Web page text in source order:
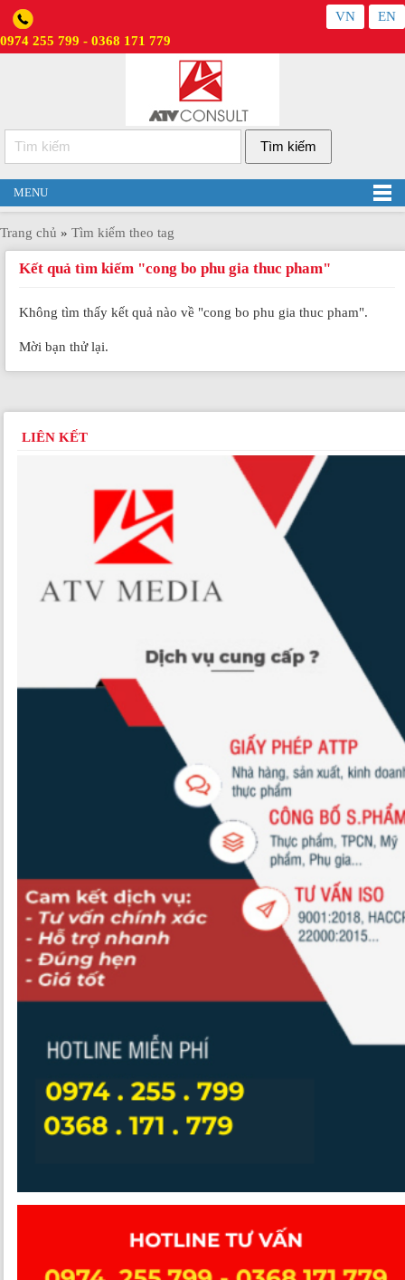
0974 255 799 - 0368 171 779
VN EN
MENU
Trang chủ » Tìm kiếm theo tag
Kết quả tìm kiếm "cong bo phu gia thuc pham"
Không tìm thấy kết quả nào về "cong bo phu gia thuc pham".
Mời bạn thử lại.
LIÊN KẾT